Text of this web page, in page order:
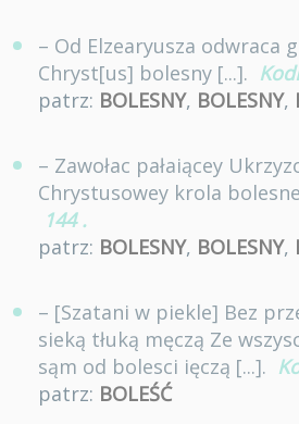
– Od Elzearyusza odwraca
Chryst[us] bolesny [...].
patrz: BOLESNY, BOLESNY,
– Zawołac pałaiącey
Chrystusowey krola
144 .
patrz: BOLESNY, BOLESNY,
– [Szatani w piekle] Bez
sieką tłuką męczą Ze
sąm od bolesci ięczą [...].
patrz: BOLEŚĆ